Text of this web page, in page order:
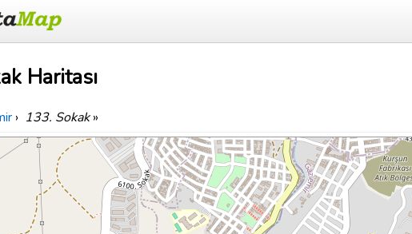
Haritası
› 133. Sokak»